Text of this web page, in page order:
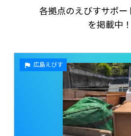
各拠点のえびすサポー
を掲載中！
広島えびす